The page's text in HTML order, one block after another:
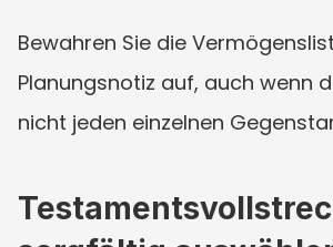
Bewahren Sie die
Planungsnotiz auf, auch wenn
nicht jeden einzelnen